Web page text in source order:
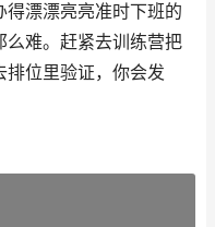
漂漂亮亮准时下班的
么难。赶紧去训练营把
位里验证，你会发